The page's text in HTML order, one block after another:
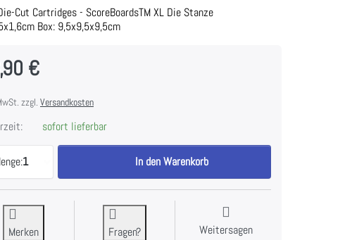
Cut Cartridges - ScoreBoardsTM XL Die Stanze
Box: 9,5x9,5x9,5cm
€
zzgl. Versandkosten
sofort lieferbar
1
Sizzix Bigz XL Die - Gift Box Scallop Edges & Label by Eileen Hull zu
In den Warenkorb
Merken Fragen? Weitersagen